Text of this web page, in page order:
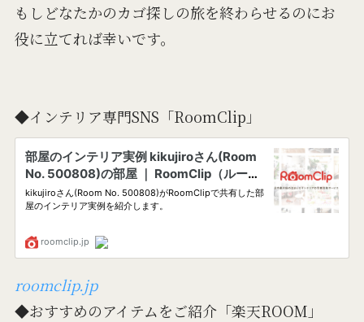
もしどなたかのカゴ探しの旅を終わらせるのにお
役に立てれば幸いです。
◆インテリア専門SNS「RoomClip」
roomclip.jp
◆おすすめのアイテムをご紹介「楽天ROOM」